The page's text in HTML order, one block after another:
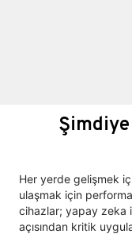
Her yerde gelişmek
ulaşmak için
cihazlar; yapay zeka
açısından kritik